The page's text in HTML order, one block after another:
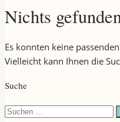
Nichts
Es konnten keine
Vielleicht kann Ihnen die
Suche
Suchen